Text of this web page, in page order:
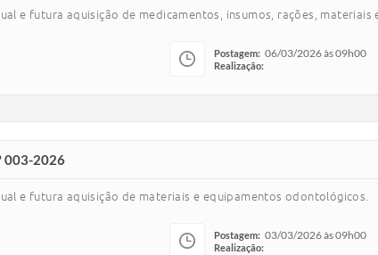
e futura aquisição de medicamentos, insumos, rações,
Postagem: 06/03/2026 às 09h00
Realização:
003-2026
e futura aquisição de materiais e equipamentos odontológicos.
Postagem: 03/03/2026 às 09h00
Realização: